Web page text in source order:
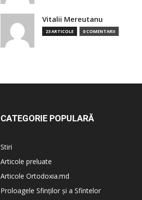
Vitalii Mereutanu
23 ARTICOLE 0 COMENTARII
CATEGORIE POPULARĂ
Stiri
Articole preluate
Articole Ortodoxia.md
Proloagele Sfinților și a Sfintelor